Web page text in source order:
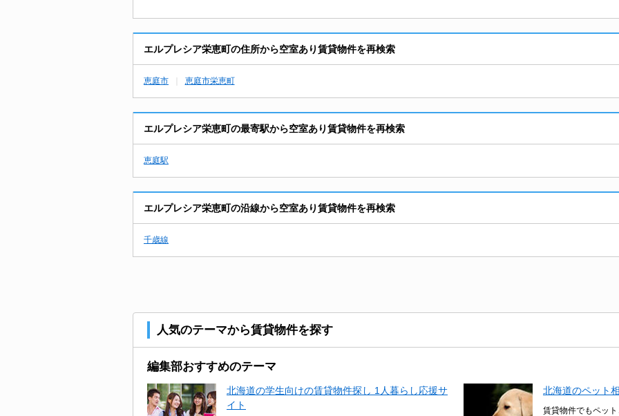
エルプレシア栄恵町の住所から空室あり賃貸物件を再検索
恵庭市 恵庭市栄恵町
エルプレシア栄恵町の最寄駅から空室あり賃貸物件を再検索
恵庭駅
エルプレシア栄恵町の沿線から空室あり賃貸物件を再検索
千歳線
人気のテーマから賃貸物件を探す
編集部おすすめのテーマ
北海道の学生向けの賃貸物件探し 1人暮らし応援サ
イト
北海道のペット
賃貸物件でもペッ